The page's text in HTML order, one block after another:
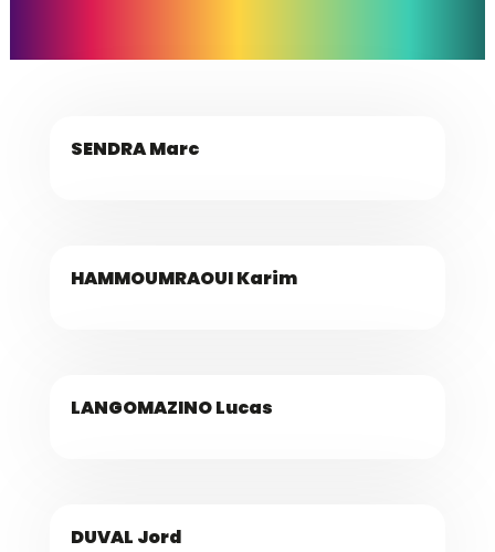
SENDRA Marc
HAMMOUMRAOUI Karim
LANGOMAZINO Lucas
DUVAL Jord